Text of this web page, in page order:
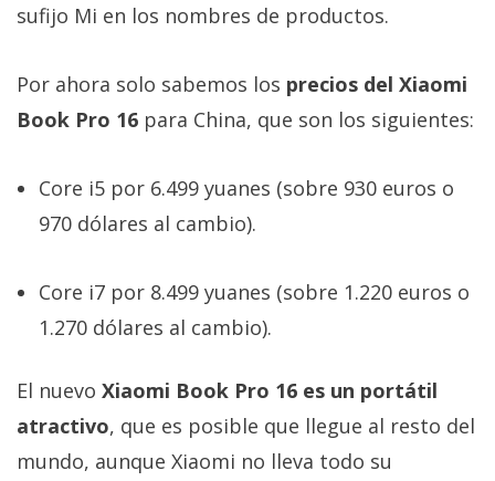
sufijo Mi en los nombres de productos.
Por ahora solo sabemos los precios del Xiaomi
Book Pro 16 para China, que son los siguientes:
Core i5 por 6.499 yuanes (sobre 930 euros o
970 dólares al cambio).
Core i7 por 8.499 yuanes (sobre 1.220 euros o
1.270 dólares al cambio).
El nuevo Xiaomi Book Pro 16 es un portátil
atractivo, que es posible que llegue al resto del
mundo, aunque Xiaomi no lleva todo su